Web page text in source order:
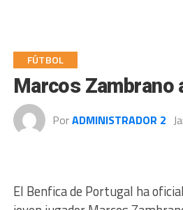
FÚTBOL
Marcos Zambrano
PorADMINISTRADOR 2
El Benfica de Portugal ha